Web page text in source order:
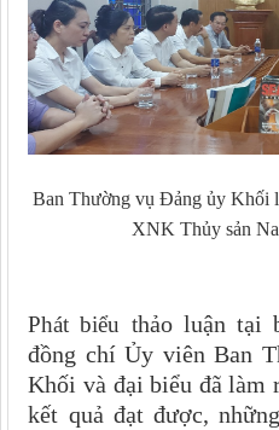
Ban Thường vụ Đảng ủy Khối
XNK Thủy sản
Phát biểu thảo luận tại
đồng chí Ủy viênBan
Khối và đại biểu đã làm
kết quả đạt được,